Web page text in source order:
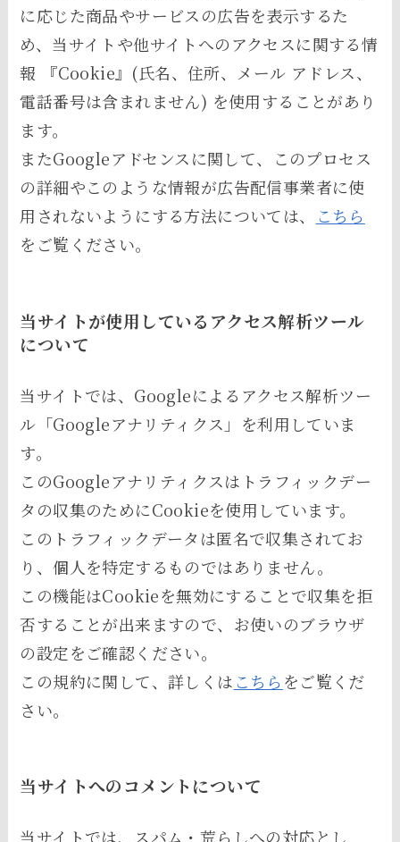
に応じた商品やサービスの広告を表示するた
め、当サイトや他サイトへのアクセスに関する情
報 『Cookie』(氏名、住所、メール アドレス、
電話番号は含まれません) を使用することがあり
ます。
またGoogleアドセンスに関して、このプロセス
の詳細やこのような情報が広告配信事業者に使
用されないようにする方法については、
こちら
をご覧ください。
当サイトが使用しているアクセス解析ツール
について
当サイトでは、Googleによるアクセス解析ツー
ル「Googleアナリティクス」を利用していま
す。
このGoogleアナリティクスはトラフィックデー
タの収集のためにCookieを使用しています。
このトラフィックデータは匿名で収集されてお
り、個人を特定するものではありません。
この機能はCookieを無効にすることで収集を拒
否することが出来ますので、お使いのブラウザ
の設定をご確認ください。
この規約に関して、詳しくはこちらをご覧くだ
さい。
当サイトへのコメントについて
当サイトでは、スパム・荒らしへの対応とし